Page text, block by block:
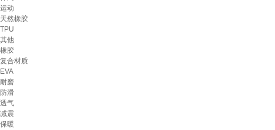
运动
天然橡胶
TPU
其他
橡胶
复合材质
EVA
耐磨
防滑
透气
减震
保暖